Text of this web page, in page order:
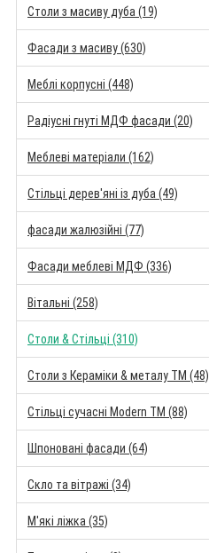
Столи з масиву дуба (19)
Фасади з масиву (630)
Меблі корпусні (448)
Радіусні гнуті МДФ фасади (20)
Меблеві матеріали (162)
Стільці дерев'яні із дуба (49)
фасади жалюзійні (77)
Фасади меблеві МДФ (336)
Вітальні (258)
Столи & Стільці (310)
Столи з Кераміки & металу TM (48)
Стільці сучасні Modern TM (88)
Шпоновані фасади (64)
Скло та вітражі (34)
М'які ліжка (35)